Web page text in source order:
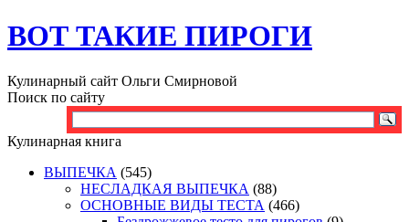
ВОТ ТАКИЕ ПИРОГИ
Кулинарный сайт Ольги Смирновой
Поиск по сайту
Кулинарная книга
ВЫПЕЧКА (545)
НЕСЛАДКАЯ ВЫПЕЧКА (88)
ОСНОВНЫЕ ВИДЫ ТЕСТА (466)